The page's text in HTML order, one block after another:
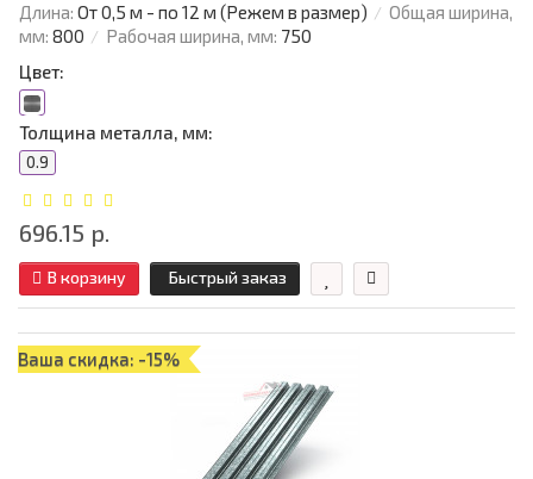
Длина: От 0,5 м - по 12 м (Режем в размер)
Общая ширина,
мм: 800 Рабочая ширина, мм: 750
Цвет:
Толщина металла, мм:
0.9
696.15 р.
В корзину Быстрый заказ
Ваша скидка: -15%